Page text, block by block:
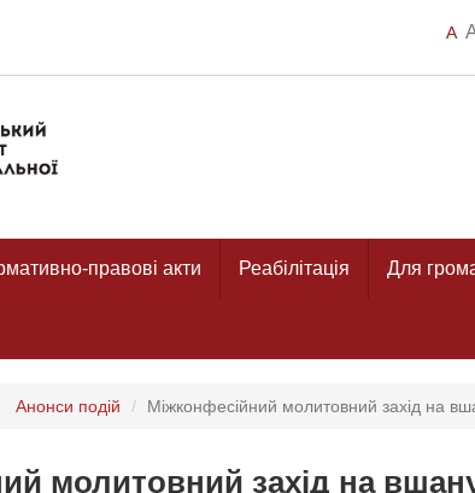
A
правові акти Реабілітація Для
Анонси подій Міжконфесійний молитовний захід на
молитовний захід на